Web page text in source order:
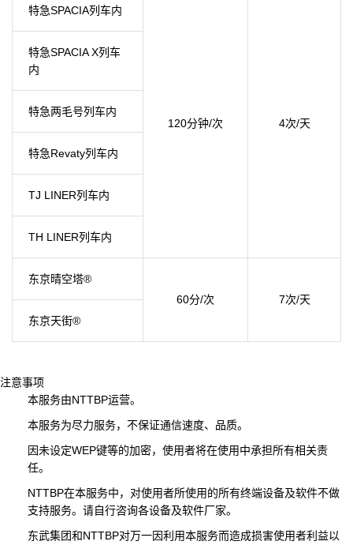
特急SPACIA列车内
120分钟/次 4次/天
特急SPACIA X列车
内
特急两毛号列车内
特急Revaty列车内
TJ LINER列车内
TH LINER列车内
东京晴空塔®
60分/次
7次/天
东京天街®
注意事项
本服务由NTTBP运营。
本服务为尽力服务，不保证通信速度、品质。
因未设定WEP键等的加密，使用者将在使用中承担所有相关责
任。
NTTBP在本服务中，对使用者所使用的所有终端设备及软件不做
支持服务。请自行咨询各设备及软件厂家。
东武集团和NTTBP对万一因利用本服务而造成损害使用者利益以